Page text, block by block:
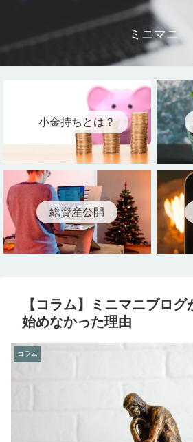
ミニマニ
小金持ちとは？
総資産公開
【コラム】ミニマニブロ
始めなかった理由
コラム